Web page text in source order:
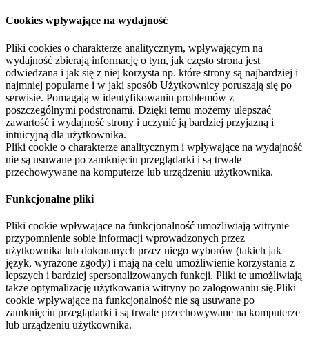
Cookies wpływające na wydajność
Pliki cookies o charakterze analitycznym, wpływającym na
wydajność zbierają informację o tym, jak często strona jest
odwiedzana i jak się z niej korzysta np. które strony są najbardziej i
najmniej popularne i w jaki sposób Użytkownicy poruszają się po
serwisie. Pomagają w identyfikowaniu problemów z
poszczególnymi podstronami. Dzięki temu możemy ulepszać
zawartość i wydajność strony i uczynić ją bardziej przyjazną i
intuicyjną dla użytkownika.
Pliki cookie o charakterze analitycznym i wpływające na wydajność
nie są usuwane po zamknięciu przeglądarki i są trwale
przechowywane na komputerze lub urządzeniu użytkownika.
Funkcjonalne pliki
Pliki cookie wpływające na funkcjonalność umożliwiają witrynie
przypomnienie sobie informacji wprowadzonych przez
użytkownika lub dokonanych przez niego wyborów (takich jak
język, wyrażone zgody) i mają na celu umożliwienie korzystania z
lepszych i bardziej spersonalizowanych funkcji. Pliki te umożliwiają
także optymalizację użytkowania witryny po zalogowaniu się.Pliki
cookie wpływające na funkcjonalność nie są usuwane po
zamknięciu przeglądarki i są trwale przechowywane na komputerze
lub urządzeniu użytkownika.